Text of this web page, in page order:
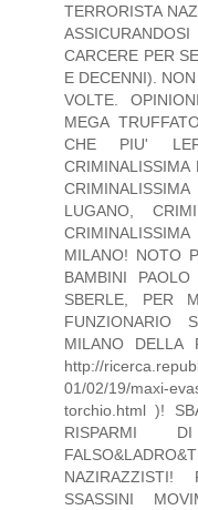
TERRORISTA
CARCERE PER
E DECENNI).
VOLTE.
MEGA
CHE PIU'
CRIMINALISSIMA
LUGANO,
MILANO! NOTO
BAMBINI
SBERLE, PER
FUNZIONARIO
MILANO DELLA
http://
01/02/19/maxi-
torchio.html )!
RISPARMI
SSASSINI